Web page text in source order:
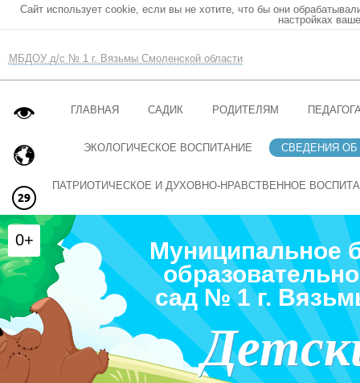
Сайт использует cookie, если вы не хотите, что бы они
настройках
МБДОУ д/с № 1 г. Вязьмы Смоленской области
ГЛАВНАЯ САДИК РОДИТЕЛЯМ
ЭКОЛОГИЧЕСКОЕ ВОСПИТАНИЕ СВЕДЕНИЯ ОБ
ПАТРИОТИЧЕСКОЕ И ДУХОВНО-НРАВСТВЕННОЕ
Муниципальное
сад № 1 г.
0+